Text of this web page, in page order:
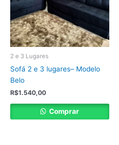
2 e 3 Lugares
Sofá 2 e 3 lugares– Modelo
Belo
R$1.540,00
Comprar